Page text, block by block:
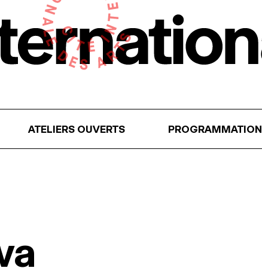
ATELIERS OUVERTS PROGRAMMATION